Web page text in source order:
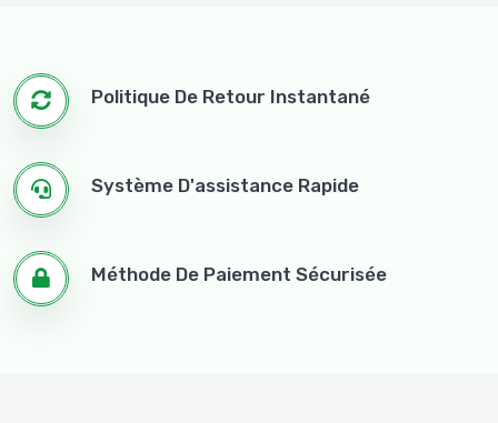
Nos Traditions
Les Arômes
Frêlug Les Herbes
Politique De Retour Instantané
Système D'assistance Rapide
Méthode De Paiement Sécurisée